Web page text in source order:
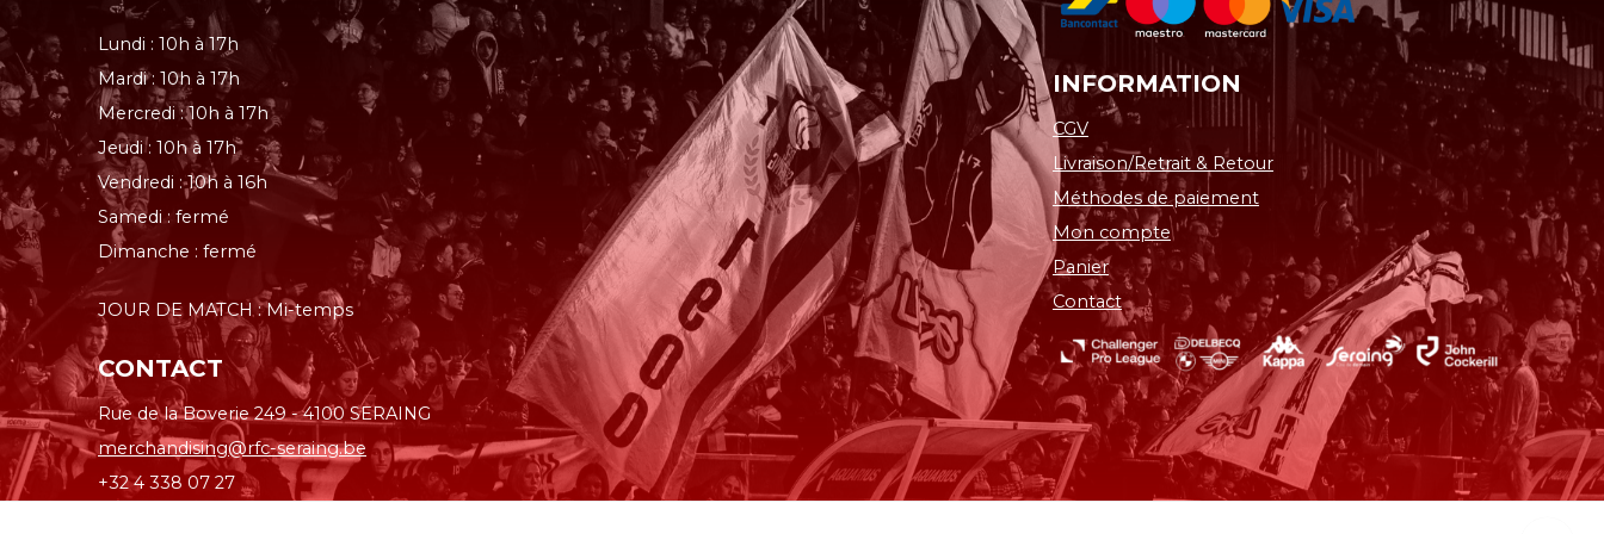
Lundi : 10h à 17h
Mardi : 10h à 17h
Mercredi : 10h à 17h
Jeudi : 10h à 17h
Vendredi : 10h à 16h
Samedi : fermé
Dimanche : fermé
JOUR DE MATCH : Mi-temps
CONTACT
Rue de la Boverie 249 - 4100 SERAING
merchandising@rfc-seraing.be
+32 4 338 07 27
INFORMATION
CGV
Livraison/Retrait & Retour
Méthodes de paiement
Mon compte
Panier
Contact